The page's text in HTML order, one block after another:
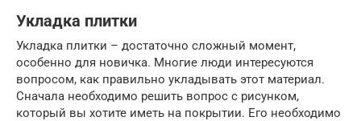
Укладка плитки
Укладка плитки – достаточно сложный момент,
особенно для новичка. Многие люди интересуются
вопросом, как правильно укладывать этот материал.
Сначала необходимо решить вопрос с рисунком,
который вы хотите иметь на покрытии. Его необходимо